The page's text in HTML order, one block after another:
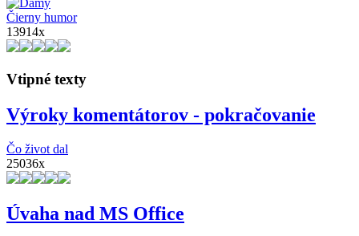
Čierny humor
13914x
Vtipné texty
Výroky komentátorov - pokračovanie
Čo život dal
25036x
Úvaha nad MS Office